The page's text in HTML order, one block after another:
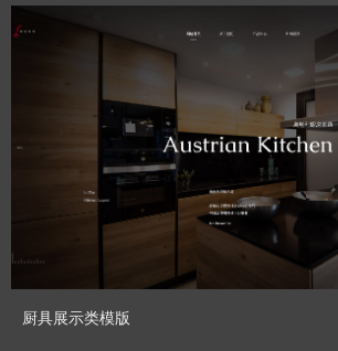
Designed By： CHENHUI_GT
预览模板
厨具展示类模版